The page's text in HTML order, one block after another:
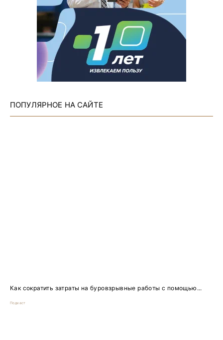
ПОПУЛЯРНОЕ НА САЙТЕ
Как сократить затраты на буровзрывные работы с помощью...
Подкаст